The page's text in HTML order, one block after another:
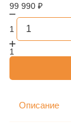
99 990 ₽
1
1
Описание